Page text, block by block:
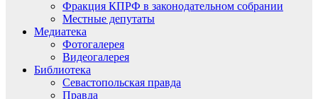
Фракция КПРФ в законодательном собрании
Местные депутаты
Медиатека
Фотогалерея
Видеогалерея
Библиотека
Севастопольская правда
Правда